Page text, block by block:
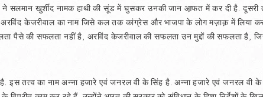
ने सलमान खुर्शीद नामक हाथी की सूंड में घुसकर उनकी जान आ़फत में कर दी है.
अरविंद केजरीवाल का नाम जिसे कल तक कांग्रेस और भाजपा के लोग मज़ाक़ में लिया
पैसे की सफलता नहीं है, अरविंद केजरीवाल की सफलता उन मुद्दों की सफलता है,
इस तत्व का नाम अन्ना हजारे एवं जनरल वी के सिंह है. अन्ना हजारे एवं जनरल वी